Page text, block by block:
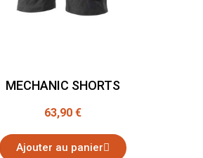
MECHANIC SHORTS
63,90 €
Ajouter au panier